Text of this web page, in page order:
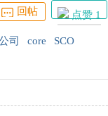
回帖 点赞 1
司 core SCO